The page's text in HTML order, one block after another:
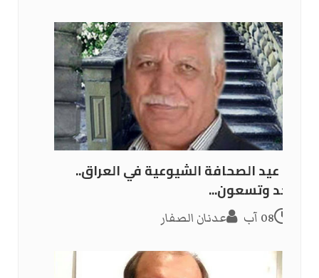
في عيد الصحافة الشيوعية في العراق..
واحد وتسعون...
08 آب عدنان الصفار